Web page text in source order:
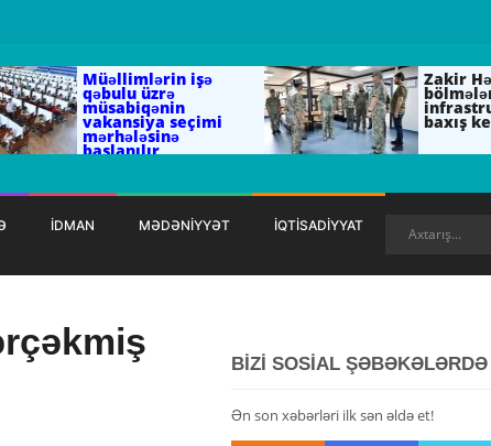
Müəllimlərin işə
qəbulu üzrə
müsabiqənin
vakansiya seçimi
mərhələsinə
başlanılır
Zakir
baxış
İDMAN MƏDƏNİYYƏT İQTİSADİYYAT
BİZİ SOSİAL ŞƏBƏKƏLƏRDƏ
Ən son xəbərləri ilk sən əldə et!